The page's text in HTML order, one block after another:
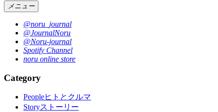
メニュー
@noru_journal
@JournalNoru
@Noru-journal
Spotify Channel
noru online store
Category
Peopleヒトとクルマ
Storyストーリー